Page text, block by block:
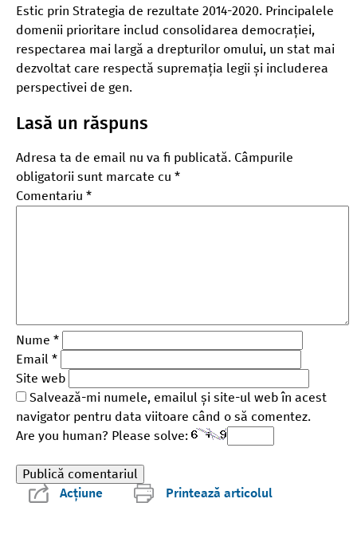
Estic prin Strategia de rezultate 2014-2020. Principalele
domenii prioritare includ consolidarea democrației,
respectarea mai largă a drepturilor omului, un stat mai
dezvoltat care respectă supremația legii și includerea
perspectivei de gen.
Lasă un răspuns
Adresa ta de email nu va fi publicată. Câmpurile
obligatorii sunt marcate cu *
Comentariu *
Nume *
Email *
Site web
Salvează-mi numele, emailul și site-ul web în acest
navigator pentru data viitoare când o să comentez.
Are you human? Please solve:
Acțiune Printează articolul